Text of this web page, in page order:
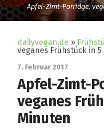
Apfel-Zimt-Porridge,
dailyvegan.de »
veganes Frühstück in
7. Februar 2017
Apfel-Zimt-
veganes
Minuten